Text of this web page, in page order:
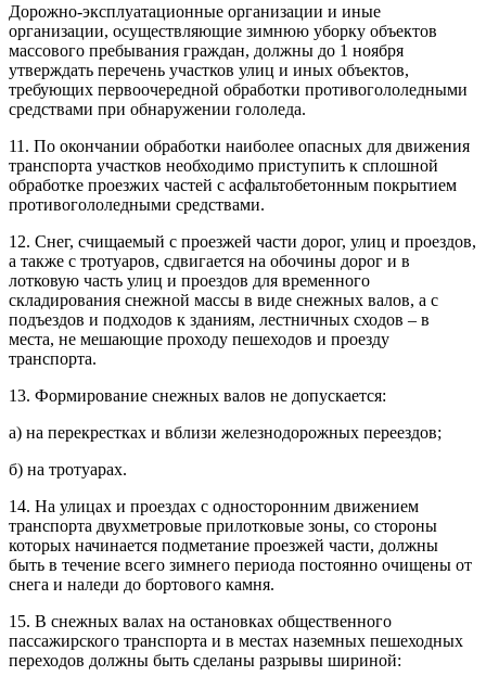
Дорожно-эксплуатационные организации и иные
организации, осуществляющие зимнюю уборку объектов
массового пребывания граждан, должны до 1 ноября
утверждать перечень участков улиц и иных объектов,
требующих первоочередной обработки противогололедными
средствами при обнаружении гололеда.
11. По окончании обработки наиболее опасных для движения
транспорта участков необходимо приступить к сплошной
обработке проезжих частей с асфальтобетонным покрытием
противогололедными средствами.
12. Снег, счищаемый с проезжей части дорог, улиц и проездов,
а также с тротуаров, сдвигается на обочины дорог и в
лотковую часть улиц и проездов для временного
складирования снежной массы в виде снежных валов, а с
подъездов и подходов к зданиям, лестничных сходов – в
места, не мешающие проходу пешеходов и проезду
транспорта.
13. Формирование снежных валов не допускается:
а) на перекрестках и вблизи железнодорожных переездов;
б) на тротуарах.
14. На улицах и проездах с односторонним движением
транспорта двухметровые прилотковые зоны, со стороны
которых начинается подметание проезжей части, должны
быть в течение всего зимнего периода постоянно очищены от
снега и наледи до бортового камня.
15. В снежных валах на остановках общественного
пассажирского транспорта и в местах наземных пешеходных
переходов должны быть сделаны разрывы шириной: